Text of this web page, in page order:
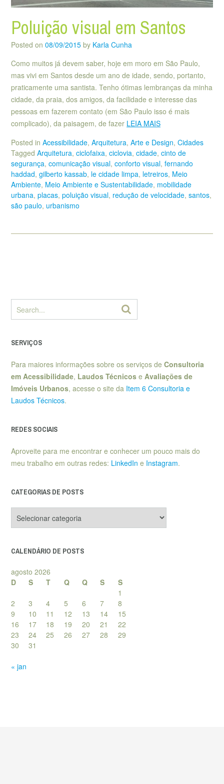
Poluição visual em Santos
Posted on 08/09/2015 by Karla Cunha
Como muitos já devem saber, hoje em moro em São Paulo,
mas vivi em Santos desde um ano de idade, sendo, portanto,
praticamente uma santista. Tenho ótimas lembranças da minha
cidade, da praia, dos amigos, da facilidade e interesse das
pessoas em fazerem contato (em São Paulo isso é mais
complicado), da paisagem, de fazer LEIA MAIS
Posted in Acessibilidade, Arquitetura, Arte e Design, Cidades
Tagged Arquitetura, ciclofaixa, ciclovia, cidade, cinto de
segurança, comunicação visual, conforto visual, fernando
haddad, gilberto kassab, le cidade limpa, letreiros, Meio
Ambiente, Meio Ambiente e Sustentabilidade, mobilidade
urbana, placas, poluição visual, redução de velocidade, santos,
são paulo, urbanismo
SERVIÇOS
Para maiores informações sobre os serviços de Consultoria
em Acessibilidade, Laudos Técnicos e Avaliações de
Imóveis Urbanos, acesse o site da Item 6 Consultoria e
Laudos Técnicos.
REDES SOCIAIS
Aproveite para me encontrar e conhecer um pouco mais do
meu trabalho em outras redes: LinkedIn e Instagram.
CATEGORIAS DE POSTS
de
CALENDÁRIO DE POSTS
agosto 2026
D
S T Q Q S
S
1
2
3 4 5 6 7
8
9
10 11 12 13 14
15
16
17 18 19 20 21
22
23
24 25 26 27 28
29
30
31
« jan